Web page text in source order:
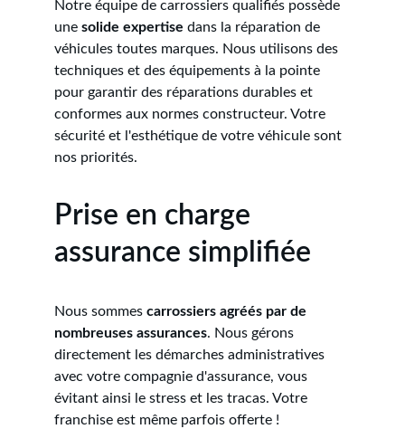
Notre équipe de carrossiers qualifiés possède
une solide expertise dans la réparation de
véhicules toutes marques. Nous utilisons des
techniques et des équipements à la pointe
pour garantir des réparations durables et
conformes aux normes constructeur. Votre
sécurité et l'esthétique de votre véhicule sont
nos priorités.
Prise en charge
assurance simplifiée
Nous sommes carrossiers agréés par de
nombreuses assurances. Nous gérons
directement les démarches administratives
avec votre compagnie d'assurance, vous
évitant ainsi le stress et les tracas. Votre
franchise est même parfois offerte !